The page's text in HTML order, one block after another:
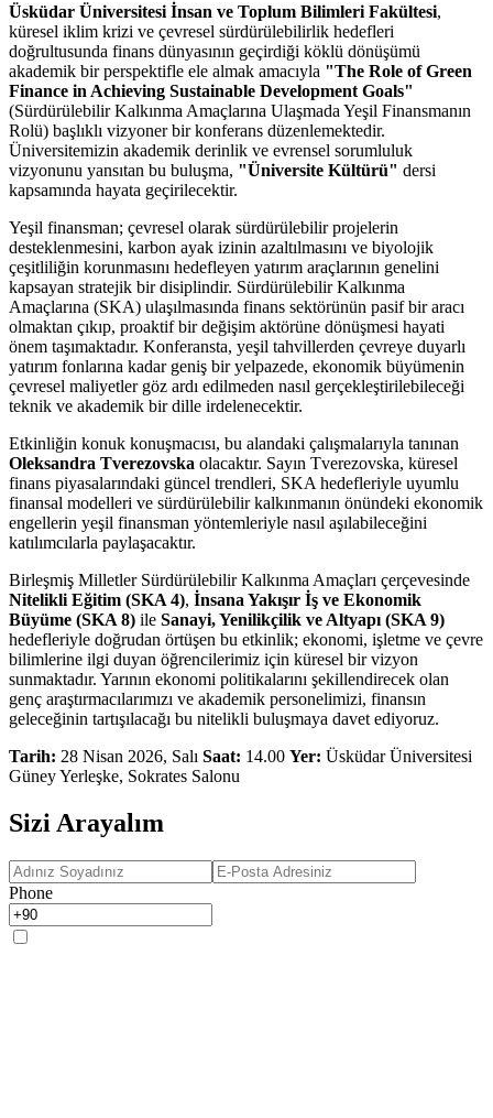
Üsküdar Üniversitesi İnsan ve Toplum Bilimleri Fakültesi,
küresel iklim krizi ve çevresel sürdürülebilirlik hedefleri
doğrultusunda finans dünyasının geçirdiği köklü dönüşümü
akademik bir perspektifle ele almak amacıyla "The Role of Green
Finance in Achieving Sustainable Development Goals"
(Sürdürülebilir Kalkınma Amaçlarına Ulaşmada Yeşil Finansmanın
Rolü) başlıklı vizyoner bir konferans düzenlemektedir.
Üniversitemizin akademik derinlik ve evrensel sorumluluk
vizyonunu yansıtan bu buluşma, "Üniversite Kültürü" dersi
kapsamında hayata geçirilecektir.
Yeşil finansman; çevresel olarak sürdürülebilir projelerin
desteklenmesini, karbon ayak izinin azaltılmasını ve biyolojik
çeşitliliğin korunmasını hedefleyen yatırım araçlarının genelini
kapsayan stratejik bir disiplindir. Sürdürülebilir Kalkınma
Amaçlarına (SKA) ulaşılmasında finans sektörünün pasif bir aracı
olmaktan çıkıp, proaktif bir değişim aktörüne dönüşmesi hayati
önem taşımaktadır. Konferansta, yeşil tahvillerden çevreye duyarlı
yatırım fonlarına kadar geniş bir yelpazede, ekonomik büyümenin
çevresel maliyetler göz ardı edilmeden nasıl gerçekleştirilebileceği
teknik ve akademik bir dille irdelenecektir.
Etkinliğin konuk konuşmacısı, bu alandaki çalışmalarıyla tanınan
Oleksandra Tverezovska olacaktır. Sayın Tverezovska, küresel
finans piyasalarındaki güncel trendleri, SKA hedefleriyle uyumlu
finansal modelleri ve sürdürülebilir kalkınmanın önündeki ekonomik
engellerin yeşil finansman yöntemleriyle nasıl aşılabileceğini
katılımcılarla paylaşacaktır.
Birleşmiş Milletler Sürdürülebilir Kalkınma Amaçları çerçevesinde
Nitelikli Eğitim (SKA 4), İnsana Yakışır İş ve Ekonomik
Büyüme (SKA 8) ile Sanayi, Yenilikçilik ve Altyapı (SKA 9)
hedefleriyle doğrudan örtüşen bu etkinlik; ekonomi, işletme ve çevre
bilimlerine ilgi duyan öğrencilerimiz için küresel bir vizyon
sunmaktadır. Yarının ekonomi politikalarını şekillendirecek olan
genç araştırmacılarımızı ve akademik personelimizi, finansın
geleceğinin tartışılacağı bu nitelikli buluşmaya davet ediyoruz.
Tarih: 28 Nisan 2026, Salı Saat: 14.00 Yer: Üsküdar Üniversitesi
Güney Yerleşke, Sokrates Salonu
Sizi Arayalım
Phone